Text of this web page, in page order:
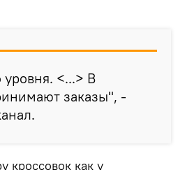
<...> В
заказы", -
кроссовок как у